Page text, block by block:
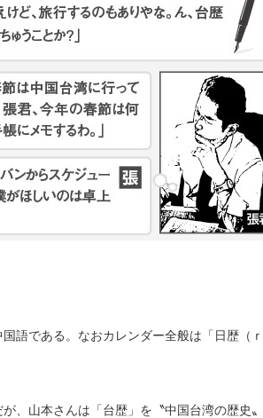
語である。なおカレンダー全般は「日歴（ｒ
、山本さんは「台歴」を〝中国台湾の歴史